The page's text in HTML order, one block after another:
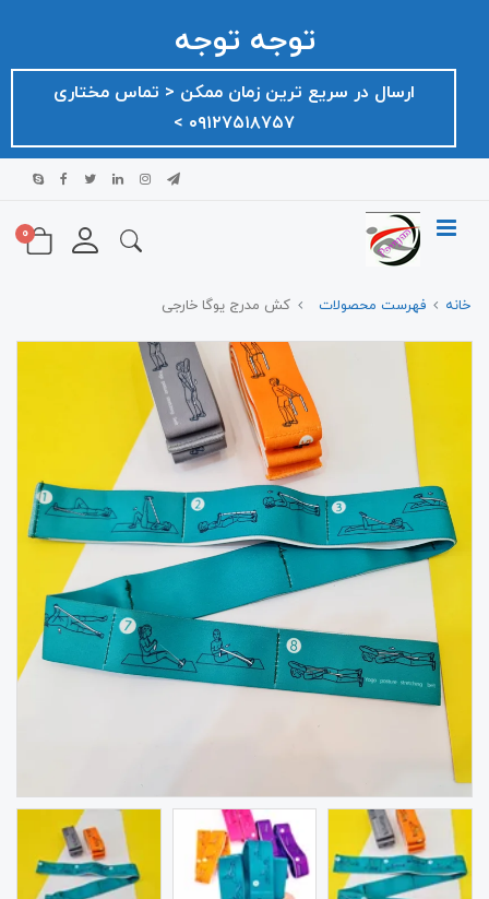
توجه توجه
ارسال در سریع ترین زمان ممکن ‌< تماس مختاری
۰۹۱۲۷۵۱۸۷۵۷ >
0
خانه فهرست محصولات کش مدرج یوگا خارجی